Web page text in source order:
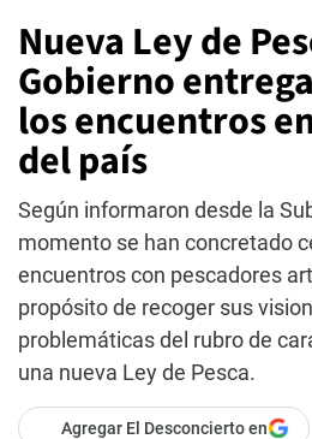
Nueva Ley de
Gobierno
los encuentros
del país
Según informaron desde la
momento se han concretado
encuentros con pescadores
propósito de recoger sus
problemáticas del rubro de
una nueva Ley de Pesca.
Agregar El Desconcierto en